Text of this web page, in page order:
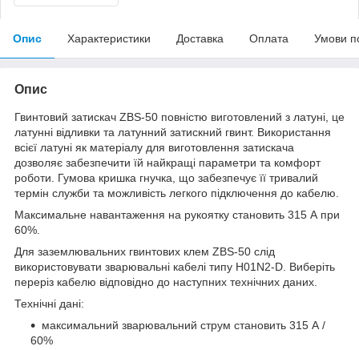
Опис Характеристики Доставка Оплата Умови
Опис
Гвинтовий затискач ZBS-50 повністю виготовлений з латуні, це
латунні відливки та латунний затискний гвинт. Використання
всієї латуні як матеріалу для виготовлення затискача
дозволяє забезпечити їй найкращі параметри та комфорт
роботи. Гумова кришка гнучка, що забезпечує її тривалий
термін служби та можливість легкого підключення до кабелю.
Максимальне навантаження на рукоятку становить 315 А при
60%.
Для заземлювальних гвинтових клем ZBS-50 слід
використовувати зварювальні кабелі типу H01N2-D. Виберіть
переріз кабелю відповідно до наступних технічних даних.
Технічні дані:
максимальний зварювальний струм становить 315 А /
60%